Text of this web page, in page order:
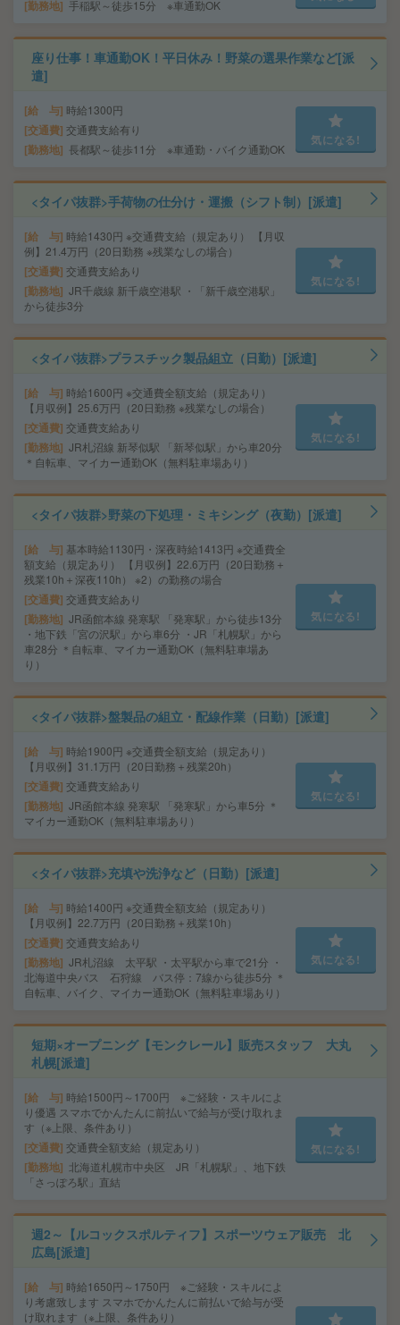
勤務地 手稲駅～徒歩15分 ※車通勤OK
座り仕事！車通勤OK！平日休み！野菜の選果作業など[派
遣]
給 与 時給1300円
交通費 交通費支給有り
勤務地 長都駅～徒歩11分 ※車通勤・バイク通勤OK
気になる!
<タイパ抜群>手荷物の仕分け・運搬（シフト制）[派遣]
給 与 時給1430円 ※交通費支給（規定あり） 【月収
例】21.4万円（20日勤務 ※残業なしの場合）
交通費 交通費支給あり
勤務地 JR千歳線 新千歳空港駅 ・「新千歳空港駅」
から徒歩3分
気になる!
<タイパ抜群>プラスチック製品組立（日勤）[派遣]
給 与 時給1600円 ※交通費全額支給（規定あり）
【月収例】25.6万円（20日勤務 ※残業なしの場合）
交通費 交通費支給あり
勤務地 JR札沼線 新琴似駅 「新琴似駅」から車20分
＊自転車、マイカー通勤OK（無料駐車場あり）
気になる!
<タイパ抜群>野菜の下処理・ミキシング（夜勤）[派遣]
給 与 基本時給1130円・深夜時給1413円 ※交通費全
額支給（規定あり） 【月収例】22.6万円（20日勤務＋
残業10h＋深夜110h） ※2）の勤務の場合
交通費 交通費支給あり
勤務地 JR函館本線 発寒駅 「発寒駅」から徒歩13分
・地下鉄「宮の沢駅」から車6分 ・JR「札幌駅」から
車28分 ＊自転車、マイカー通勤OK（無料駐車場あ
り）
気になる!
<タイパ抜群>盤製品の組立・配線作業（日勤）[派遣]
給 与 時給1900円 ※交通費全額支給（規定あり）
【月収例】31.1万円（20日勤務＋残業20h）
交通費 交通費支給あり
勤務地 JR函館本線 発寒駅 「発寒駅」から車5分 ＊
マイカー通勤OK（無料駐車場あり）
気になる!
<タイパ抜群>充填や洗浄など（日勤）[派遣]
給 与 時給1400円 ※交通費全額支給（規定あり）
【月収例】22.7万円（20日勤務＋残業10h）
交通費 交通費支給あり
勤務地 JR札沼線 太平駅 ・太平駅から車で21分 ・
北海道中央バス 石狩線 バス停：7線から徒歩5分 ＊
自転車、バイク、マイカー通勤OK（無料駐車場あり）
気になる!
短期×オープニング【モンクレール】販売スタッフ 大丸
札幌[派遣]
給 与 時給1500円～1700円 ※ご経験・スキルによ
り優遇 スマホでかんたんに前払いで給与が受け取れま
す（※上限、条件あり）
交通費 交通費全額支給（規定あり）
勤務地
北海道札幌市中央区 JR「札幌駅」、地下鉄
「さっぽろ駅」直結
気になる!
週2～【ルコックスポルティフ】スポーツウェア販売 北
広島[派遣]
給 与 時給1650円～1750円 ※ご経験・スキルによ
り考慮致します スマホでかんたんに前払いで給与が受
け取れます（※上限、条件あり）